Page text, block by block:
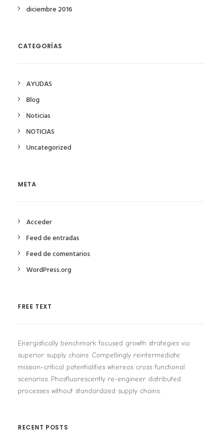
diciembre 2016
CATEGORÍAS
AYUDAS
Blog
Noticias
NOTICIAS
Uncategorized
META
Acceder
Feed de entradas
Feed de comentarios
WordPress.org
FREE TEXT
Energistically benchmark focused growth strategies via
superior supply chains. Compellingly reintermediate
mission-critical potentialities whereas cross functional
scenarios. Phosfluorescently re-engineer distributed
processes without standardized supply chains.
RECENT POSTS